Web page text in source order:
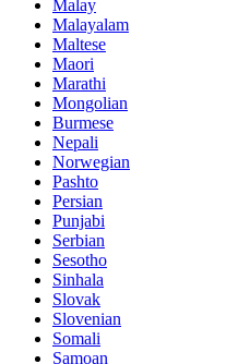
Malay
Malayalam
Maltese
Maori
Marathi
Mongolian
Burmese
Nepali
Norwegian
Pashto
Persian
Punjabi
Serbian
Sesotho
Sinhala
Slovak
Slovenian
Somali
Samoan